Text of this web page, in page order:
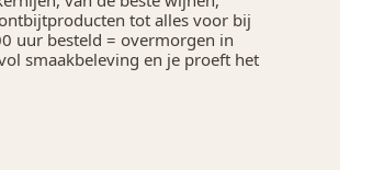
tot alles voor bij
uur besteld = overmorgen in
smaakbeleving en je proeft het